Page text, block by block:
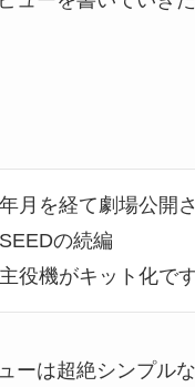
月を経て劇場公開
の続編
役機がキット化で
ーは超絶シンプル